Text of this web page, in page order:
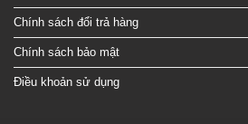
Chính sách đổi trả hàng
Chính sách bảo mật
Điều khoản sử dụng